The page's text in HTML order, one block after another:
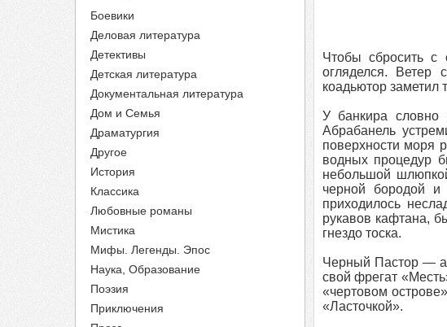
Боевики
Деловая литература
Детективы
Детская литература
Документальная литература
Дом и Семья
Драматургия
Другое
История
Классика
Любовные романы
Мистика
Мифы. Легенды. Эпос
Наука, Образование
Поэзия
Приключения
Чтобы сбросить с
огляделся. Ветер
коадьютор заметил
У банкира словно
Абрабанель
поверхности моря
водных процедур
небольшой
черной бородой
приходилось
рукавов кафтана,
гнездо тоска.
Черный Пастор — а
свой фрегат
«чертовом
«Ласточкой».